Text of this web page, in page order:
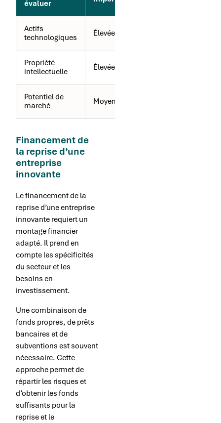
évaluer
Actifs
technologiques
Élevée
Propriété
intellectuelle
Élevée
Potentiel de
marché
Moyenne
Financement de
la reprise d’une
entreprise
innovante
Le financement de la
reprise d’une entreprise
innovante requiert un
montage financier
adapté. Il prend en
compte les spécificités
du secteur et les
besoins en
investissement.
Une combinaison de
fonds propres, de prêts
bancaires et de
subventions est souvent
nécessaire. Cette
approche permet de
répartir les risques et
d’obtenir les fonds
suffisants pour la
reprise et le